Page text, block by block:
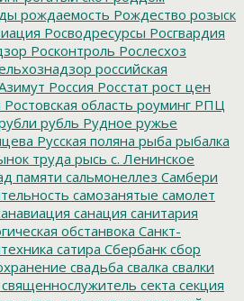
рождаемость Рождество розыск
Росводресурсы Росгвардия
Росконтроль Рослесхоз
российская
Россия Росстат рост цен
Ростовская область роуминг РПЦ
рубль Рудное ружье
Русская поляна рыба рыбалка
труда рысь с. Ленинское
памяти сальмонеллез Самбери
самозанятые самолет
санация санитария
обстанвока Санкт-
сатира Сбербанк сбор
свадьба свалка свалки
священнослужитель секта секция